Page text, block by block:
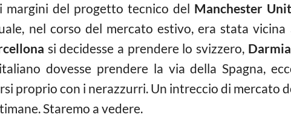
margini del progetto tecnico del Manchester
nel corso del mercato estivo, era stata
si decidesse a prendere lo svizzero,
dovesse prendere la via della Spagna,
proprio con i nerazzurri. Un intreccio di mercato
Staremo a vedere.